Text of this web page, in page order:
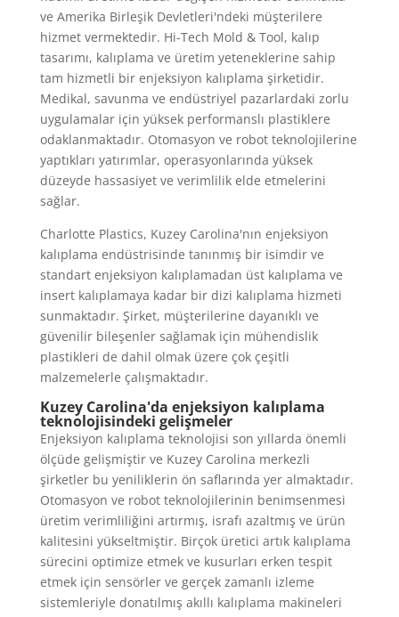
ve Amerika Birleşik Devletleri'ndeki müşterilere
hizmet vermektedir. Hi-Tech Mold & Tool, kalıp
tasarımı, kalıplama ve üretim yeteneklerine sahip
tam hizmetli bir enjeksiyon kalıplama şirketidir.
Medikal, savunma ve endüstriyel pazarlardaki zorlu
uygulamalar için yüksek performanslı plastiklere
odaklanmaktadır. Otomasyon ve robot teknolojilerine
yaptıkları yatırımlar, operasyonlarında yüksek
düzeyde hassasiyet ve verimlilik elde etmelerini
sağlar.
Charlotte Plastics, Kuzey Carolina'nın enjeksiyon
kalıplama endüstrisinde tanınmış bir isimdir ve
standart enjeksiyon kalıplamadan üst kalıplama ve
insert kalıplamaya kadar bir dizi kalıplama hizmeti
sunmaktadır. Şirket, müşterilerine dayanıklı ve
güvenilir bileşenler sağlamak için mühendislik
plastikleri de dahil olmak üzere çok çeşitli
malzemelerle çalışmaktadır.
Kuzey Carolina'da enjeksiyon kalıplama
teknolojisindeki gelişmeler
Enjeksiyon kalıplama teknolojisi son yıllarda önemli
ölçüde gelişmiştir ve Kuzey Carolina merkezli
şirketler bu yeniliklerin ön saflarında yer almaktadır.
Otomasyon ve robot teknolojilerinin benimsenmesi
üretim verimliliğini artırmış, israfı azaltmış ve ürün
kalitesini yükseltmiştir. Birçok üretici artık kalıplama
sürecini optimize etmek ve kusurları erken tespit
etmek için sensörler ve gerçek zamanlı izleme
sistemleriyle donatılmış akıllı kalıplama makineleri